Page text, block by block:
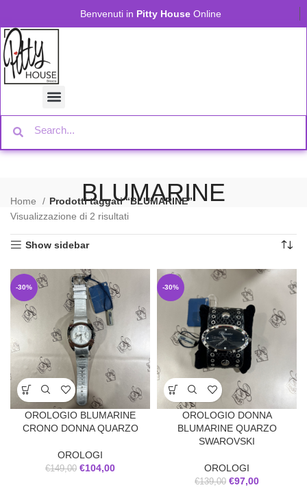
Benvenuti in Pitty House Online
BLUMARINE
Home
Prodotti taggati “BLUMARINE”
Visualizzazione di 2 risultati
Show sidebar
-30%
OROLOGIO BLUMARINE
CRONO DONNA QUARZO
OROLOGI
€149,00 €104,00
-30%
OROLOGIO DONNA
BLUMARINE QUARZO
SWAROVSKI
OROLOGI
€139,00 €97,00